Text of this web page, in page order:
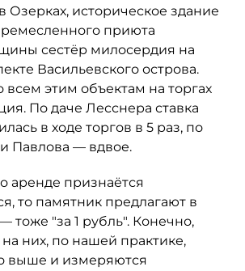
Озерках, историческое здание
приюта
сестёр милосердия на
Васильевского острова.
всем этим объектам на торгах
По даче Лесснера ставка
в ходе торгов в 5 раз, по
Павлова — вдвое.
аренде признаётся
то памятник предлагают в
тоже "за 1 рубль". Конечно,
них, по нашей практике,
выше и измеряются